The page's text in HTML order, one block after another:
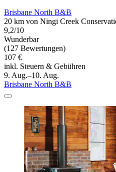
Brisbane North B&B
20 km von Ningi Creek
9,2/10
Wunderbar
(127 Bewertungen)
107 €
inkl. Steuern & Gebühren
9. Aug.–10. Aug.
Brisbane North B&B